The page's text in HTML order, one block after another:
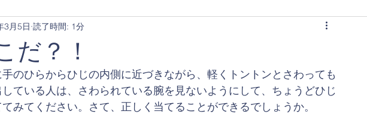
だ？！
3月5日 読了時間: 1分
のひらからひじの内側に近づきながら、軽くトントンとさわっても
ている人は、さわられている腕を見ないようにして、ちょうどひじ
みてください。さて、正しく当てることができるでしょうか。